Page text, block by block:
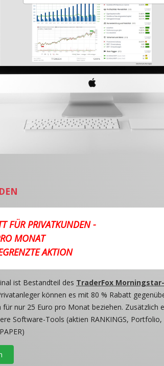
FÜR PRIVATKUNDEN -
MONAT
AKTION
ist Bestandteil des TraderFox Morningstar-
können es mit 80 % Rabatt
für nur 25 Euro pro Monat beziehen. Zusätzlich
Software-Tools (aktien RANKINGS, Portfolio,